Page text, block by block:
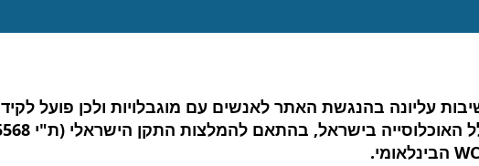
עליונה בהנגשת האתר לאנשים עם מוגבלויות ולכן פועל